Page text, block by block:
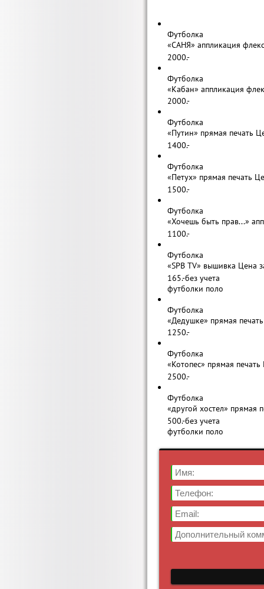
Футболка
«САНЯ» аппликация
2000.-
Футболка
«Кабан» аппликация
2000.-
Футболка
«Путин» прямая печать
1400.-
Футболка
«Петух» прямая печать
1500.-
Футболка
«Хочешь быть прав...»
1100.-
Футболка
«SPB TV» вышивка Цена
165.-без учета
футболки поло
Футболка
«Дедушке» прямая
1250.-
Футболка
«Котопес» прямая
2500.-
Футболка
«другой хостел» прямая
500.-без учета
футболки поло